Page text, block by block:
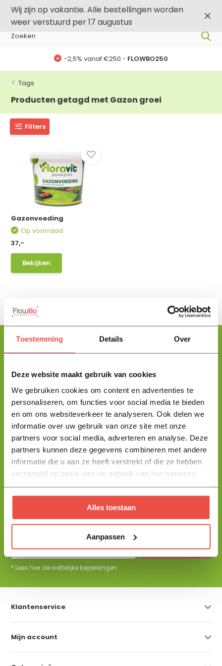
Toestemming Details Over
Deze website maakt gebruik van cookies
We gebruiken cookies om content en advertenties te
personaliseren, om functies voor social media te bieden
en om ons websiteverkeer te analyseren. Ook delen we
informatie over uw gebruik van onze site met onze
partners voor social media, adverteren en analyse. Deze
partners kunnen deze gegevens combineren met andere
informatie die u aan ze heeft verstrekt of die ze hebben
verzameld op basis van uw gebruik van hun services.
Alles toestaan
Aanpassen
Wij zijn op vakantie. Alle bestellingen worden
weer verstuurd per 17 augustus
-2,5% vanaf €250 - FLOWBO250
Tags
Producten getagd met Gazon groei
Filters
Gazonvoeding
Op voorraad
37,-
Bekijken
Floris helpt je graag
Stuur mij een berichtje en ik help je jouw product uit te zoeken
en vertel je alles wat je moet weten.
Help mij kiezen
+31 344 23 44 64
info@flowbo.nl
De beste tuininspiraties per mail
ontvangen?
Abonneer
* Lees hier de wettelijke beperkingen
Klantenservice
Mijn account